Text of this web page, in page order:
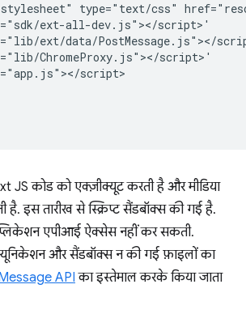
type="text/css"
ext-all-dev.js"></script>'
ext/data/PostMessage.js"></
ChromeProxy.js"></script>'
script>
JS कोड को एक्ज़ीक्यूट करती है और मीडिया
है. इस तारीख से स्क्रिप्ट सैंडबॉक्स की गई है.
एपीआई ऐक्सेस नहीं कर सकती.
और सैंडबॉक्स न की गई फ़ाइलों का
APIका इस्तेमाल करके किया जाता